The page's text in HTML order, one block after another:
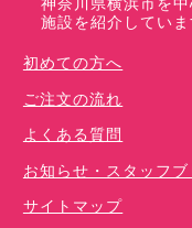
施設を紹介していま
初めての方へ
ご注文の流れ
よくある質問
お知らせ・スタッフ
サイトマップ